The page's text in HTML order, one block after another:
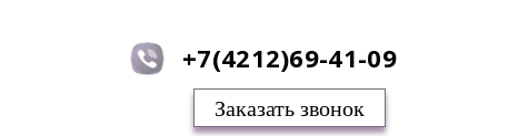
+7(4212)69-41-09
Заказать звонок